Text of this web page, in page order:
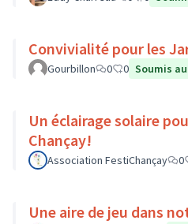
Convivialité pour les
Gourbillon 0 0 Soumis
Un éclairage solaire
Chançay!
Association FestiChançay 0
Une aire de jeu dans